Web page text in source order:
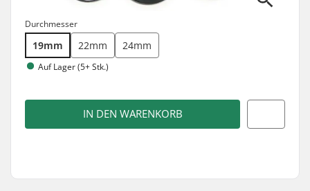
Durchmesser
19mm 22mm 24mm
Auf Lager (5+ Stk.)
IN DEN WARENKORB